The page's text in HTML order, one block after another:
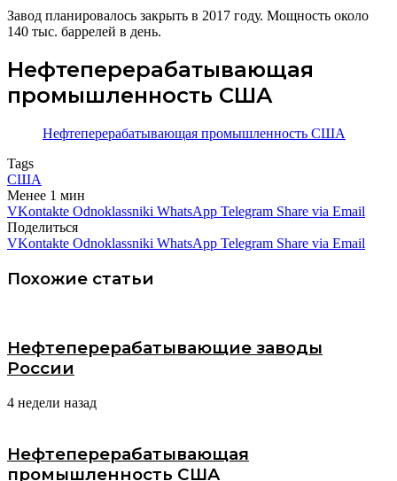
Завод планировалось закрыть в 2017 году. Мощность около
140 тыс. баррелей в день.
Нефтеперерабатывающая
промышленность США
Нефтеперерабатывающая промышленность США
Tags
США
Менее 1 мин
VKontakte Odnoklassniki WhatsApp Telegram Share via Email
Поделиться
VKontakte Odnoklassniki WhatsApp Telegram Share via Email
Похожие статьи
Нефтеперерабатывающие заводы
России
4 недели назад
Нефтеперерабатывающая
промышленность США